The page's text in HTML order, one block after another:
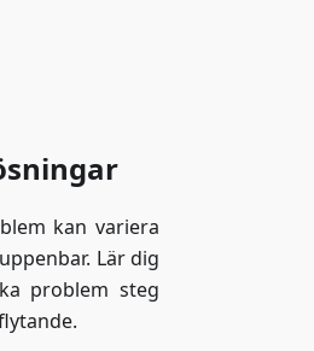
kan variera
Lär dig
problem steg